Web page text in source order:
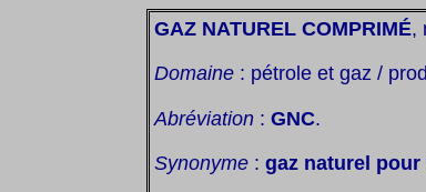
GAZ NATUREL COMPRIMÉ,
Domaine : pétrole et gaz /
Abréviation : GNC.
Synonyme : gaz naturel pour